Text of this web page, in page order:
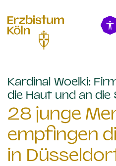
Kardinal Woelki:
die Haut und an die
28 junge
empfingen
in